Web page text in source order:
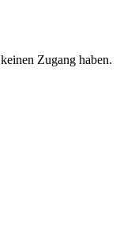
Zugang haben.